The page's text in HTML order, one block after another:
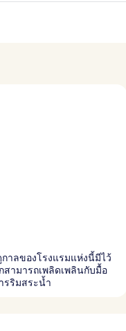
าลของโรงแรมแห่งนี้มีไว้
ามารถเพลิดเพลินกับมื้อ
รริมสระน้ำ